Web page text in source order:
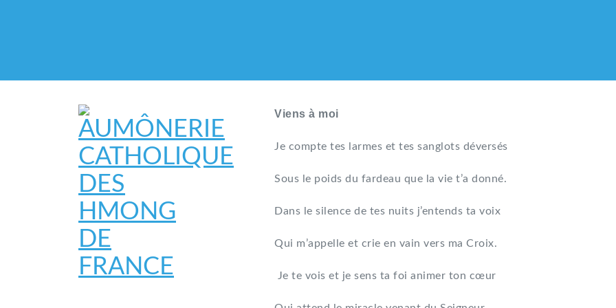
Viens à moi
Je compte tes larmes et tes sanglots déversés
Sous le poids du fardeau que la vie t’a donné.
Dans le silence de tes nuits j’entends ta voix
Qui m’appelle et crie en vain vers ma Croix.
Je te vois et je sens ta foi animer ton cœur